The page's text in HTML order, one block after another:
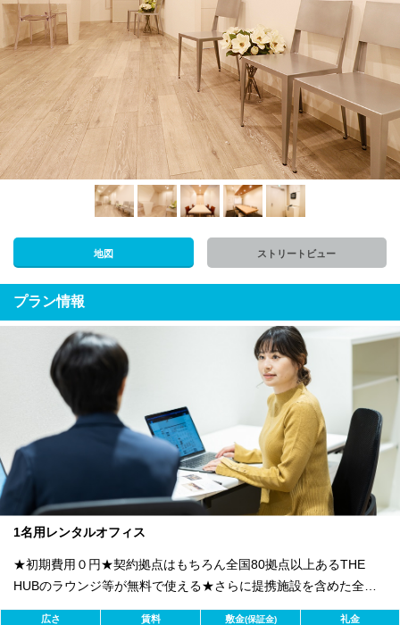
地図 ストリートビュー
プラン情報
1名用レンタルオフィス
★初期費用０円★契約拠点はもちろん全国80拠点以上あるTHE
HUBのラウンジ等が無料で使える★さらに提携施設を含めた全
1800のワークスペースが利用可能★
広さ 賃料 敷金(保証金) 礼金